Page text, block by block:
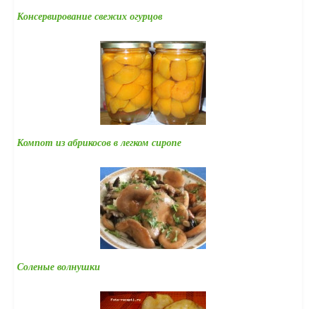
Консервирование свежих огурцов
Компот из абрикосов в легком сиропе
Соленые волнушки